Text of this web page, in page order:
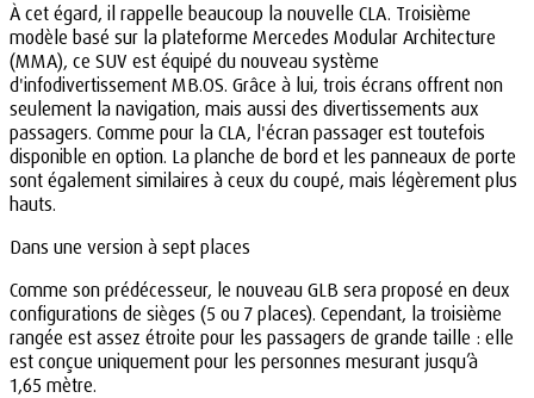
À cet égard, il rappelle beaucoup la nouvelle CLA. Troisième
modèle basé sur la plateforme Mercedes Modular Architecture
(MMA), ce SUV est équipé du nouveau système
d'infodivertissement MB.OS. Grâce à lui, trois écrans offrent non
seulement la navigation, mais aussi des divertissements aux
passagers. Comme pour la CLA, l'écran passager est toutefois
disponible en option. La planche de bord et les panneaux de porte
sont également similaires à ceux du coupé, mais légèrement plus
hauts.
Dans une version à sept places
Comme son prédécesseur, le nouveau GLB sera proposé en deux
configurations de sièges (5 ou 7 places). Cependant, la troisième
rangée est assez étroite pour les passagers de grande taille : elle
est conçue uniquement pour les personnes mesurant jusqu’à
1,65 mètre.